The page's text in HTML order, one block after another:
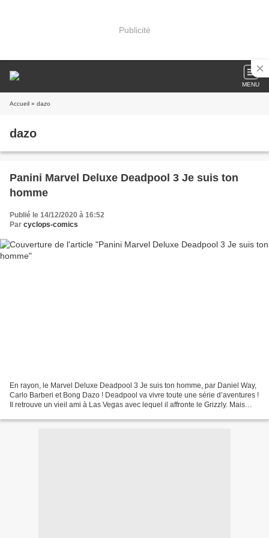
Publicité
MENU
Accueil » dazo
dazo
Panini Marvel Deluxe Deadpool 3 Je suis ton
homme
Publié le 14/12/2020 à 16:52
Par cyclops-comics
En rayon, le Marvel Deluxe Deadpool 3 Je suis ton homme, par Daniel Way,
Carlo Barberi et Bong Dazo ! Deadpool va vivre toute une série d’aventures !
Il retrouve un vieil ami à Las Vegas avec lequel il affronte le Grizzly. Mais